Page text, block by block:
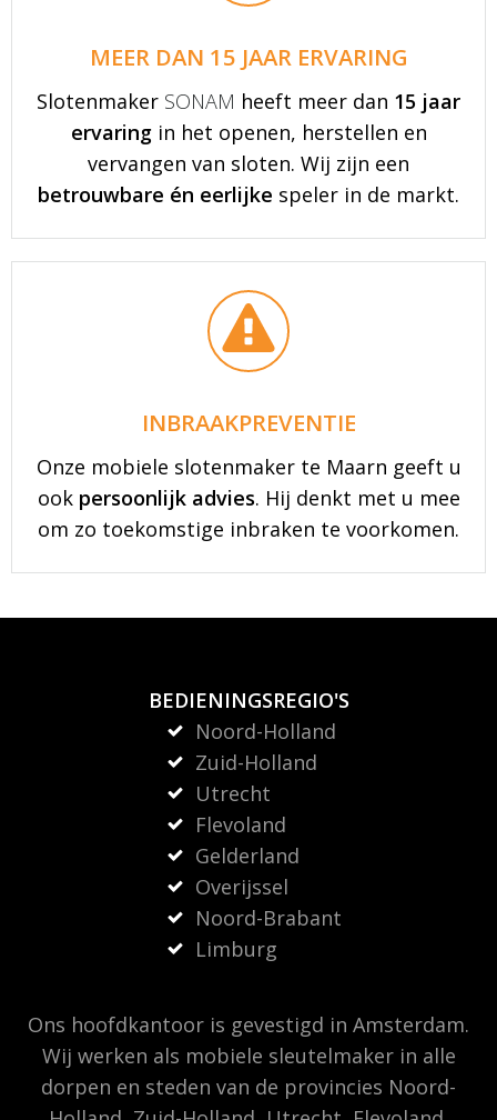
MEER DAN 15 JAAR ERVARING
Slotenmaker SONAM heeft meer dan 15 jaar
ervaringin het openen, herstellen en
vervangen van sloten. Wij zijn een
betrouwbare én eerlijke speler in de markt.
INBRAAKPREVENTIE
Onze mobiele slotenmaker te Maarn geeft u
ook persoonlijk advies. Hij denkt met u mee
om zo toekomstige inbraken te voorkomen.
BEDIENINGSREGIO'S
Noord-Holland
Zuid-Holland
Utrecht
Flevoland
Gelderland
Overijssel
Noord-Brabant
Limburg
Ons hoofdkantoor is gevestigd in Amsterdam.
Wij werken als mobiele sleutelmaker in alle
dorpen en steden van de provincies Noord-